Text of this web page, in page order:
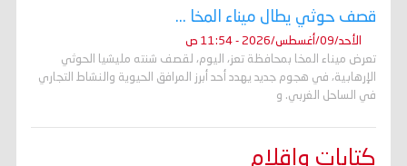
قصف حوثي يطال ميناء المخا ...
الأحد/09/أغسطس/2026 - 11:54 ص
تعرض ميناء المخا بمحافظة تعز، اليوم، لقصف شنته مليشيا الحوثي
الإرهابية، في هجوم جديد يهدد أحد أبرز المرافق الحيوية والنشاط التجاري
في الساحل الغربي. و
كتابات واقلام